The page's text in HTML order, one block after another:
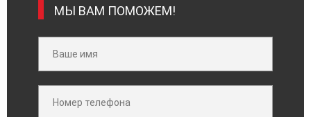
МЫ ВАМ ПОМОЖЕМ!